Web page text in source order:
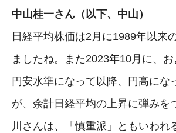
中山桂一さん（以下、中山）
日経平均株価は2月に1989年以来
ましたね。また2023年10月に、
円安水準になって以降、円高にな
が、余計日経平均の上昇に弾みを
川さんは、「慎重派」ともいわれ